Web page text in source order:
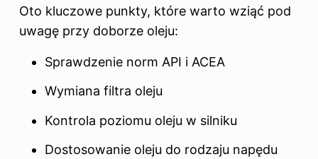
Oto kluczowe punkty, które warto wziąć pod
uwagę przy doborze oleju:
Sprawdzenie norm API i ACEA
Wymiana filtra oleju
Kontrola poziomu oleju w silniku
Dostosowanie oleju do rodzaju napędu